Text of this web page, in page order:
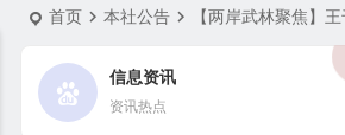
首页 本社公告 【两岸武林聚焦】
信息资讯
资讯热点